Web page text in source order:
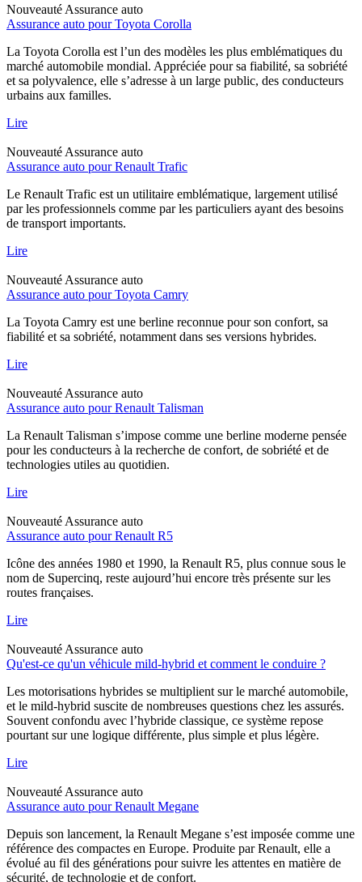
Nouveauté Assurance auto
Assurance auto pour Toyota Corolla
La Toyota Corolla est l’un des modèles les plus emblématiques du
marché automobile mondial. Appréciée pour sa fiabilité, sa sobriété
et sa polyvalence, elle s’adresse à un large public, des conducteurs
urbains aux familles.
Lire
Nouveauté Assurance auto
Assurance auto pour Renault Trafic
Le Renault Trafic est un utilitaire emblématique, largement utilisé
par les professionnels comme par les particuliers ayant des besoins
de transport importants.
Lire
Nouveauté Assurance auto
Assurance auto pour Toyota Camry
La Toyota Camry est une berline reconnue pour son confort, sa
fiabilité et sa sobriété, notamment dans ses versions hybrides.
Lire
Nouveauté Assurance auto
Assurance auto pour Renault Talisman
La Renault Talisman s’impose comme une berline moderne pensée
pour les conducteurs à la recherche de confort, de sobriété et de
technologies utiles au quotidien.
Lire
Nouveauté Assurance auto
Assurance auto pour Renault R5
Icône des années 1980 et 1990, la Renault R5, plus connue sous le
nom de Supercinq, reste aujourd’hui encore très présente sur les
routes françaises.
Lire
Nouveauté Assurance auto
Qu'est-ce qu'un véhicule mild-hybrid et comment le conduire ?
Les motorisations hybrides se multiplient sur le marché automobile,
et le mild-hybrid suscite de nombreuses questions chez les assurés.
Souvent confondu avec l’hybride classique, ce système repose
pourtant sur une logique différente, plus simple et plus légère.
Lire
Nouveauté Assurance auto
Assurance auto pour Renault Megane
Depuis son lancement, la Renault Megane s’est imposée comme une
référence des compactes en Europe. Produite par Renault, elle a
évolué au fil des générations pour suivre les attentes en matière de
sécurité, de technologie et de confort.